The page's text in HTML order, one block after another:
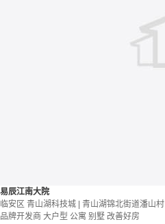
易辰江南大院
临安区 青山湖科技城 | 青山湖锦北街道潘山村
品牌开发商 大户型 公寓 别墅 改善好房